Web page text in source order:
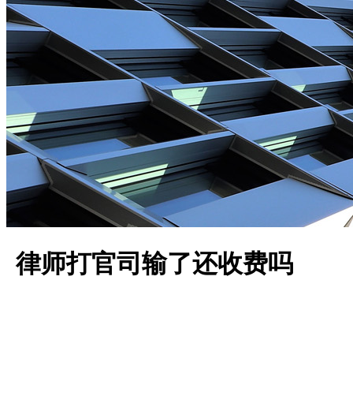
律师打官司输了还收费吗